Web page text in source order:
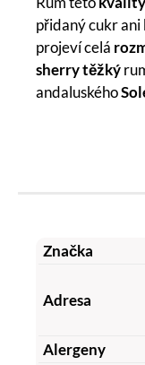
přidaný cukr
projeví celá
sherry těžký
andaluského
Značka
Adresa
Alergeny